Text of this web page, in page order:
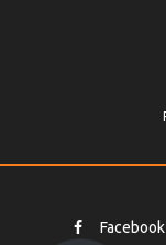
Facebook